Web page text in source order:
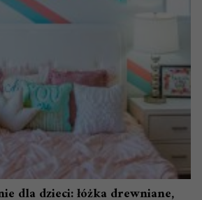
dla dzieci: łóżka drewniane,